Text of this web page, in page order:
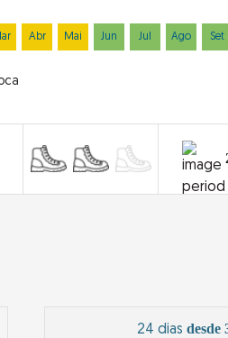
Abr Mai Jun Jul Ago Set
24 dias desde